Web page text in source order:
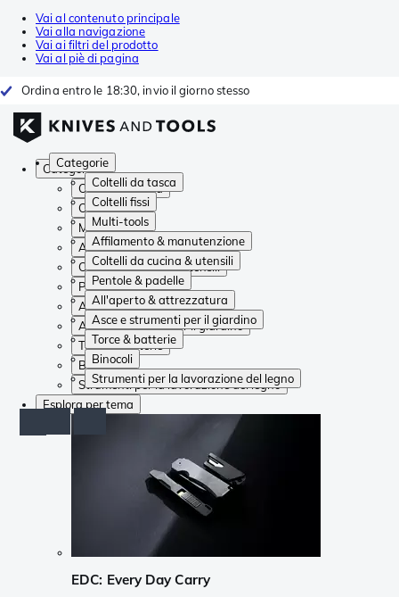
Vai al contenuto principale
Vai alla navigazione
Vai ai filtri del prodotto
Vai al piè di pagina
Ordina entro le 18:30, invio il giorno stesso
Categorie
Coltelli da tasca
Coltelli fissi
Multi-tools
Affilamento & manutenzione
Coltelli da cucina & utensili
Pentole & padelle
All'aperto & attrezzatura
Asce e strumenti per il giardino
Torce & batterie
Binocoli
Strumenti per la lavorazione del legno
Categorie
Coltelli da tasca
Coltelli fissi
Multi-tools
Affilamento & manutenzione
Coltelli da cucina & utensili
Pentole & padelle
All'aperto & attrezzatura
Asce e strumenti per il giardino
Torce & batterie
Binocoli
Strumenti per la lavorazione del legno
Esplora per tema
EDC: Every Day Carry